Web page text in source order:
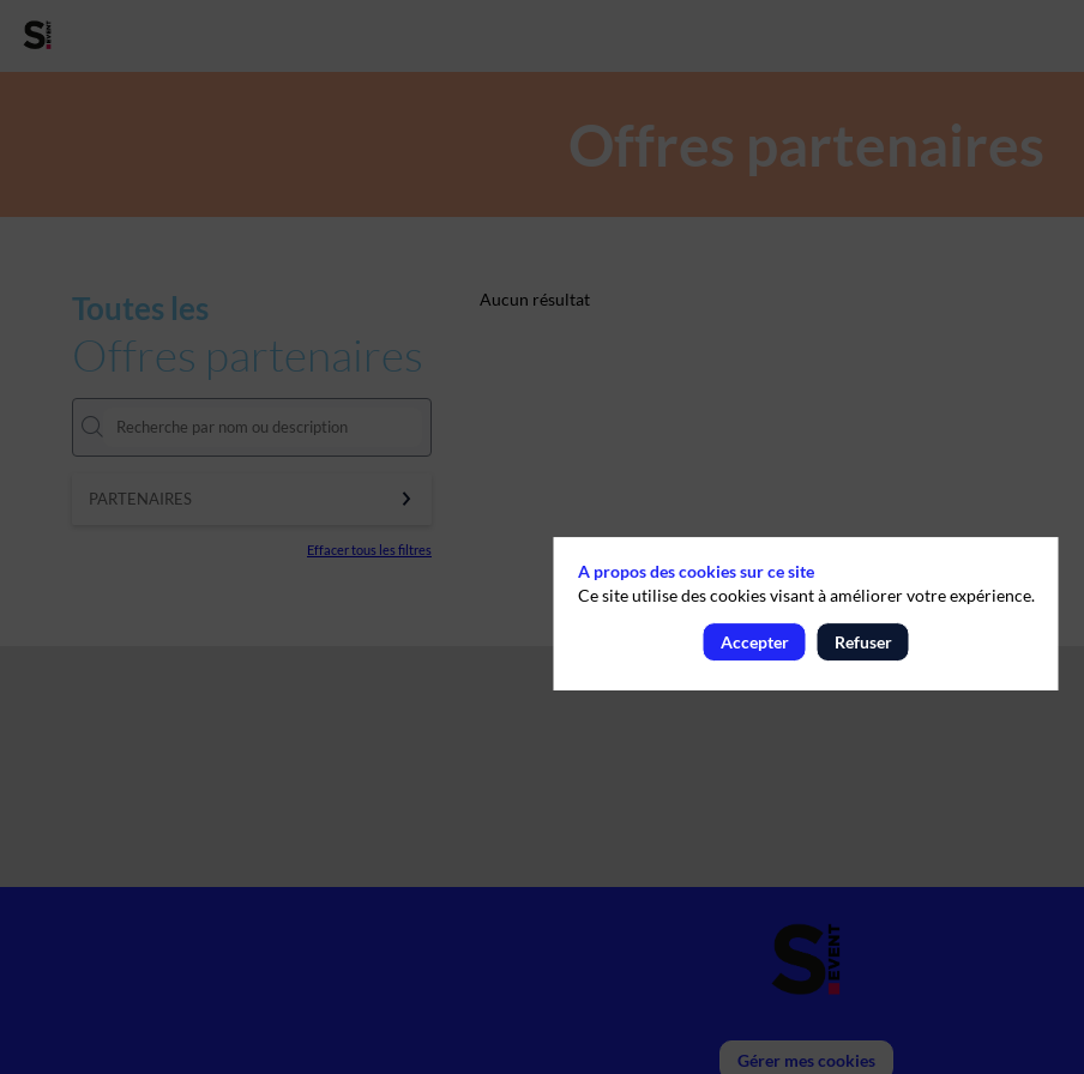
Offres partenaires
Toutes les
Offres partenaires
PARTENAIRES
Effacer tous les filtres
Aucun résultat
Gérer mes cookies
A propos des cookies sur ce site
Ce site utilise des cookies visant à améliorer votre expérience.
Accepter Refuser